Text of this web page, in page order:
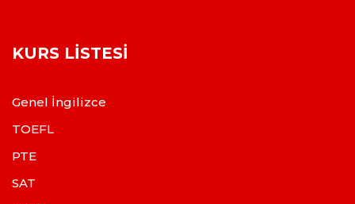
KURS LISTESI
Genel İngilizce
TOEFL
PTE
SAT